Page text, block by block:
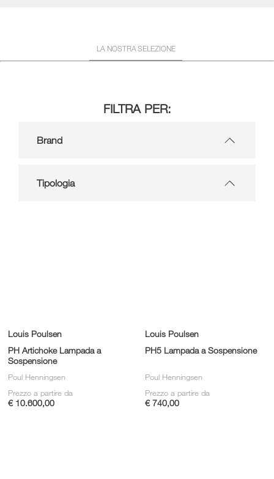
LA NOSTRA SELEZIONE
FILTRA PER:
Brand
Tipologia
Louis Poulsen
PH Artichoke Lampada a
Sospensione
Poul Henningsen
Prezzo a partire da
€ 10.600,00
Louis Poulsen
PH5 Lampada a Sospensione
Poul Henningsen
Prezzo a partire da
€ 740,00